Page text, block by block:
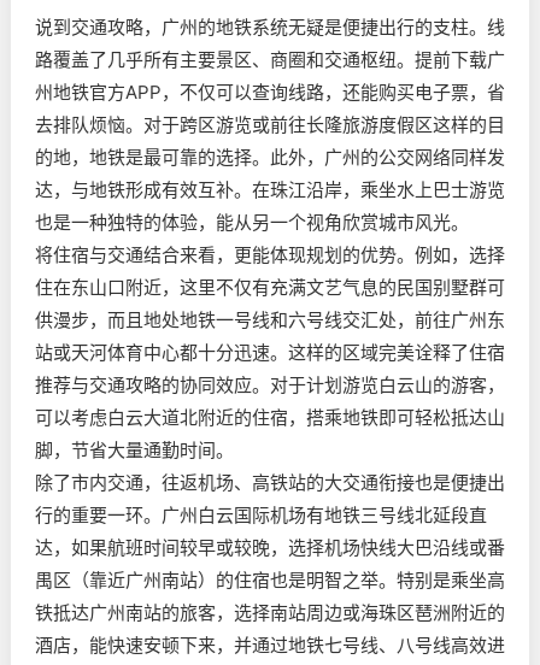
说到交通攻略，广州的地铁系统无疑是便捷出行的支柱。线
路覆盖了几乎所有主要景区、商圈和交通枢纽。提前下载广
州地铁官方APP，不仅可以查询线路，还能购买电子票，省
去排队烦恼。对于跨区游览或前往长隆旅游度假区这样的目
的地，地铁是最可靠的选择。此外，广州的公交网络同样发
达，与地铁形成有效互补。在珠江沿岸，乘坐水上巴士游览
也是一种独特的体验，能从另一个视角欣赏城市风光。
将住宿与交通结合来看，更能体现规划的优势。例如，选择
住在东山口附近，这里不仅有充满文艺气息的民国别墅群可
供漫步，而且地处地铁一号线和六号线交汇处，前往广州东
站或天河体育中心都十分迅速。这样的区域完美诠释了住宿
推荐与交通攻略的协同效应。对于计划游览白云山的游客，
可以考虑白云大道北附近的住宿，搭乘地铁即可轻松抵达山
脚，节省大量通勤时间。
除了市内交通，往返机场、高铁站的大交通衔接也是便捷出
行的重要一环。广州白云国际机场有地铁三号线北延段直
达，如果航班时间较早或较晚，选择机场快线大巴沿线或番
禺区（靠近广州南站）的住宿也是明智之举。特别是乘坐高
铁抵达广州南站的旅客，选择南站周边或海珠区琶洲附近的
酒店，能快速安顿下来，并通过地铁七号线、八号线高效进